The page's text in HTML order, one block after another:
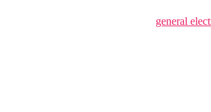
general